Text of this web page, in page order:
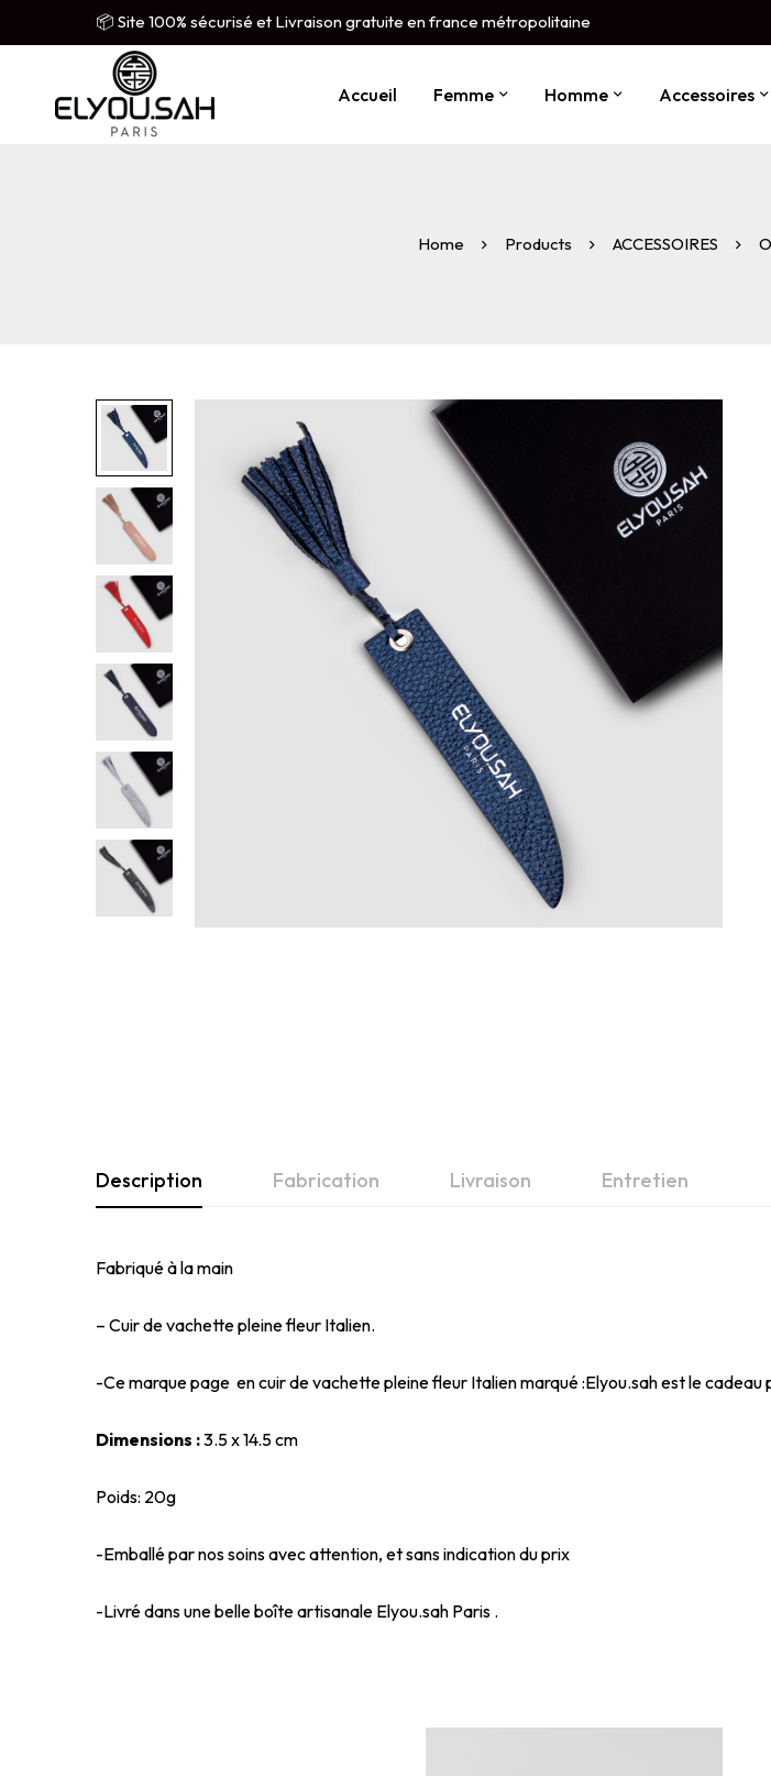
📦 Site 100% sécurisé et Livraison gratuite en france métropolitaine
Accueil Femme Homme Accessoires
Home Products ACCESSOIRES
Description Fabrication Livraison Entretien
Fabriqué à la main
– Cuir de vachette pleine fleur Italien.
-Ce marque page en cuir de vachette pleine fleur Italien marqué :Elyou.sah est le cadeau
Dimensions :3.5 x 14.5 cm
Poids: 20g
-Emballé par nos soins avec attention, et sans indication du prix
-Livré dans une belle boîte artisanale Elyou.sah Paris .